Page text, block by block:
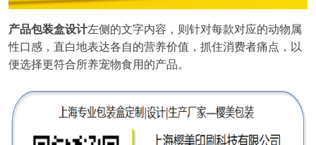
产品包装盒设计左侧的文字内容 ， 则针对每款对应的动物属
性口感， 直白地表达各自的营养价值 ， 抓住消费者痛点 ， 以
便选择更符合所养宠物食用的产品。